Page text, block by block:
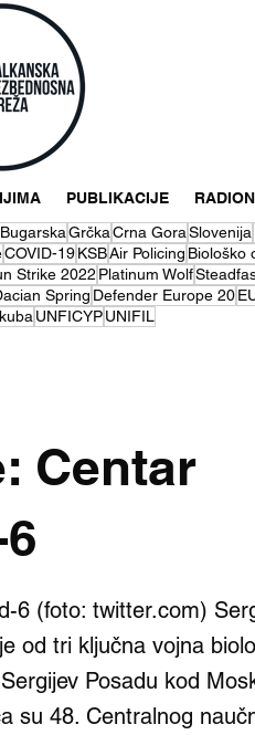
PUBLIKACIJE
BugarskaGrčkaCrna GoraSlovenija
COVID-19KSBAir Policing Biološko
Strike 2022 Platinum Wolf
Spring Defender Europe 20
UNFICYPUNIFIL
Centar
6 (foto: twitter.com)
od tri ključna vojna
Posadu kod
su 48. Centralnog